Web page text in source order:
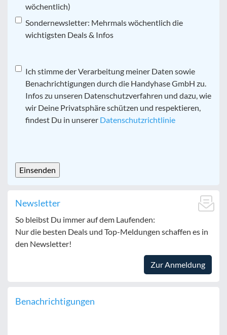
wöchentlich)
Sondernewsletter: Mehrmals wöchentlich die
wichtigsten Deals & Infos
Datenschutz*
Ich stimme der Verarbeitung meiner Daten sowie
Benachrichtigungen durch die Handyhase GmbH zu.
Infos zu unseren Datenschutzverfahren und dazu, wie
wir Deine Privatsphäre schützen und respektieren,
findest Du in unserer Datenschutzrichtlinie
Newsletter
So bleibst Du immer auf dem Laufenden:
Nur die besten Deals und Top-Meldungen schaffen es in
den Newsletter!
Zur Anmeldung
Benachrichtigungen